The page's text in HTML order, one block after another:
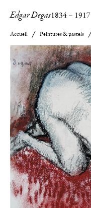
Edgar Degas1834– 1917
Accueil Peintures & pastels